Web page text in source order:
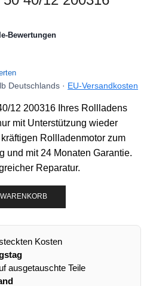
Bewertungen
Deutschlands · EU-Versandkosten
12 200316 Ihres Rollladens
mit Unterstützung wieder
Rollladenmotor zum
und mit 24 Monaten Garantie.
Reparatur.
WARENKORB
Kosten
ausgetauschte Teile